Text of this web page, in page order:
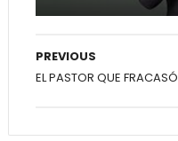
PREVIOUS
EL PASTOR QUE FRACASÓ